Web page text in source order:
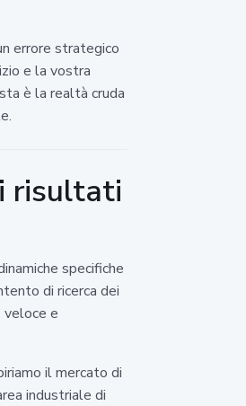
errore strategico
e la vostra
è la realtà cruda
risultati
specifiche
di ricerca dei
veloce e
il mercato di
industriale di